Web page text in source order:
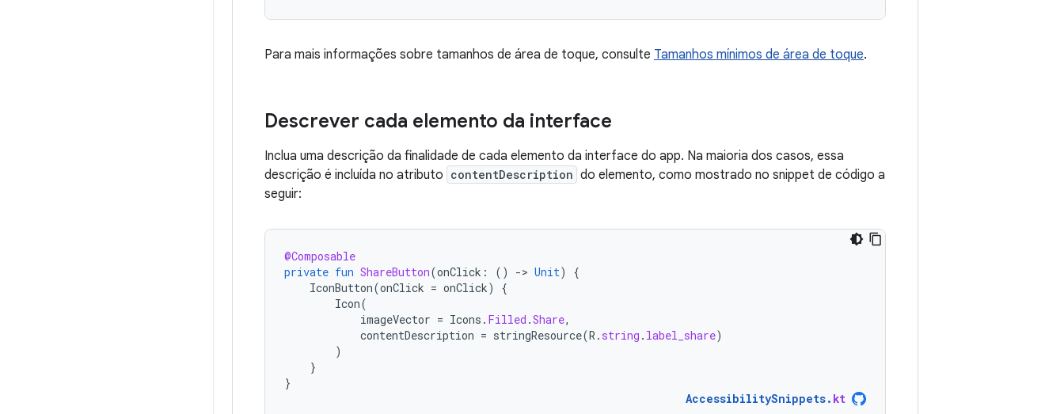
Para mais informações sobre tamanhos de área de toque, consulte Tamanhos mínimos de área de toque.
Descrever cada elemento da interface
Inclua uma descrição da finalidade de cada elemento da interface do app. Na maioria dos casos, essa
descrição é incluída no atributo contentDescription do elemento, como mostrado no snippet de código a
seguir:
@Composable
private fun ShareButton(onClick : () -> Unit)
{
IconButton(onClick = onClick)
{
Icon(
imageVector = Icons . Filled .Share,
contentDescription = stringResource(R . string . label_share)
)
}
}
AccessibilitySnippets. kt